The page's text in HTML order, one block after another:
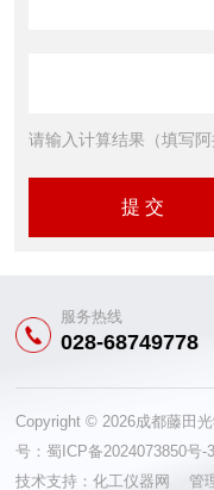
请输入计算结果（填写
服务热线
028-68749778
Copyright © 2026成都藤田
号：蜀ICP备2024073850号-3
技术支持：化工仪器网管